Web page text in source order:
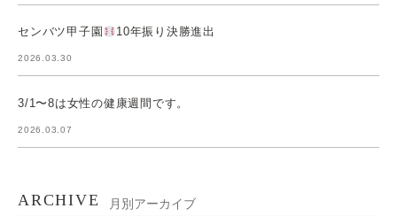
センバツ甲子園 10年振り決勝進出
2026.03.30
3/1〜8は女性の健康週間です。
2026.03.07
ARCHIVE 月別アーカイブ